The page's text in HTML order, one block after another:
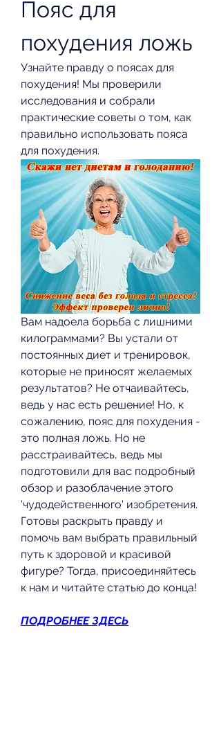
Пояс для
похудения ложь
Узнайте правду о поясах для
похудения! Мы проверили
исследования и собрали
практические советы о том, как
правильно использовать пояса
для похудения.
Вам надоела борьба с лишними
килограммами? Вы устали от
постоянных диет и тренировок,
которые не приносят желаемых
результатов? Не отчаивайтесь,
ведь у нас есть решение! Но, к
сожалению, пояс для похудения -
это полная ложь. Но не
расстраивайтесь, ведь мы
подготовили для вас подробный
обзор и разоблачение этого
'чудодейственного' изобретения.
Готовы раскрыть правду и
помочь вам выбрать правильный
путь к здоровой и красивой
фигуре? Тогда, присоединяйтесь
к нам и читайте статью до конца!
ПОДРОБНЕЕ ЗДЕСЬ